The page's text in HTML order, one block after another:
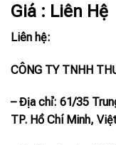
Giá : Liên Hệ
Liên hệ:
CÔNG TY TNHH
– Địa chỉ: 61/35
TP. Hồ Chí Minh,